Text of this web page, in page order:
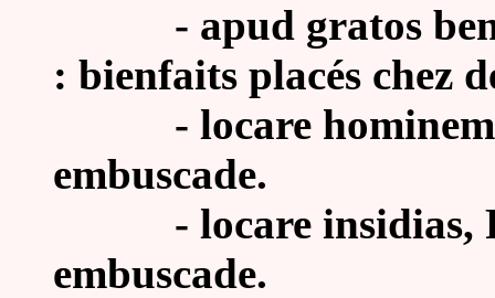
- apud gratos
: bienfaits placés chez
- locare hominem
embuscade.
- locare insidias,
embuscade.